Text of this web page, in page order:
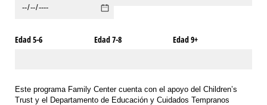
Edad 5-6 Edad 7-8 Edad 9+
Este programa Family Center cuenta con el apoyo del Children’s
Trust y el Departamento de Educación y Cuidados Tempranos